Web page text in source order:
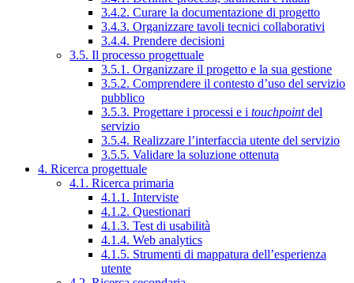
3.4.2. Curare la documentazione di progetto
3.4.3. Organizzare tavoli tecnici collaborativi
3.4.4. Prendere decisioni
3.5. Il processo progettuale
3.5.1. Organizzare il progetto e la sua gestione
3.5.2. Comprendere il contesto d’uso del servizio
pubblico
3.5.3. Progettare i processi e i touchpointdel
servizio
3.5.4. Realizzare l’interfaccia utente del servizio
3.5.5. Validare la soluzione ottenuta
4. Ricerca progettuale
4.1. Ricerca primaria
4.1.1. Interviste
4.1.2. Questionari
4.1.3. Test di usabilità
4.1.4. Web analytics
4.1.5. Strumenti di mappatura dell’esperienza
utente